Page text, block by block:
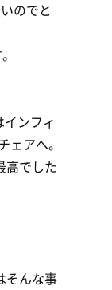
のでと
ンフィ
アへ。
高でした
そんな事